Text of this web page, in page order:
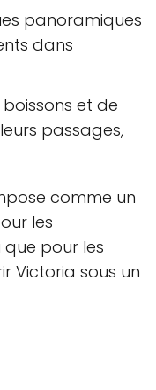
panoramiques
dans
et de
passages,
comme un
les
pour les
Victoria sous un